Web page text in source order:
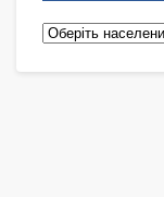
Педіатри